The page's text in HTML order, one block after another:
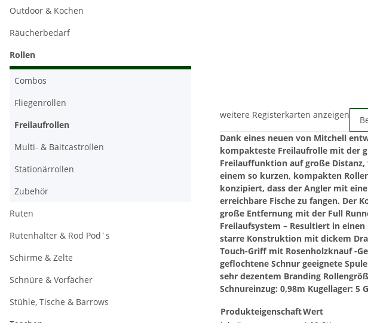
weitere Registerkarten anzeigen
Dank eines neuen von Mitchell
kompakteste Freilaufrolle mit der
Freilauffunktion auf große
einem so kurzen, kompakten
konzipiert, dass der Angler mit
erreichbare Fische zu fangen. Der
große Entfernung mit der Full
Freilaufsystem – Resultiert in
starre Konstruktion mit dickem
Touch-Griff mit Rosenholzknauf -
geflochtene Schnur geeignete
sehr dezentem Branding
Schnureinzug: 0,98m Kugellager: 5
ProdukteigenschaftWert
Outdoor & Kochen
Räucherbedarf
Rollen
Combos
Fliegenrollen
Freilaufrollen
Multi- & Baitcastrollen
Stationärrollen
Zubehör
Ruten
Rutenhalter & Rod Pod´s
Schirme & Zelte
Schnüre & Vorfächer
Stühle, Tische & Barrows